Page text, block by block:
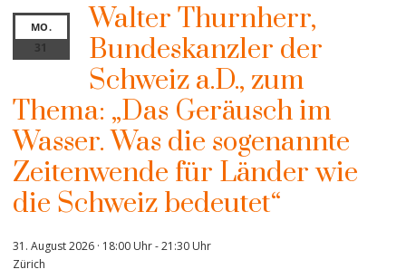
MO.
31
Walter Thurnherr,
Bundeskanzler der
Schweiz a.D., zum
Thema: „Das Geräusch im
Wasser. Was die sogenannte
Zeitenwende für Länder wie
die Schweiz bedeutet“
31. August 2026 · 18:00 Uhr-21:30 Uhr
Zürich